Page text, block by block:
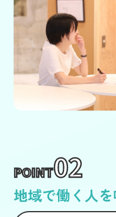
POINT02
地域で働く人